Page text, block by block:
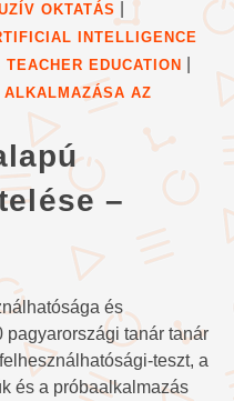
OKTATÁS
INTELLIGENCE
EDUCATION
AZ
–
és
tanár tanár
teszt, a
és a próbaalkalmazás